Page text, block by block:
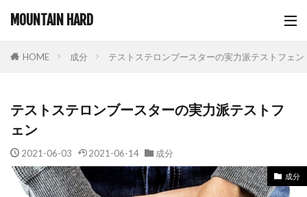
MOUNTAIN HARD
HOME 成分 テストステロンブースターの実力派テストフェン
テストステロンブースターの実力派テストフ
ェン
2021-06-03 2021-06-14 成分
成分